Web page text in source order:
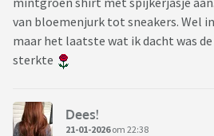
van bloemenjurk tot sneakers. Wel
maar het laatste wat ik dacht was
sterkte
Dees!
21-01-2026om 22:38